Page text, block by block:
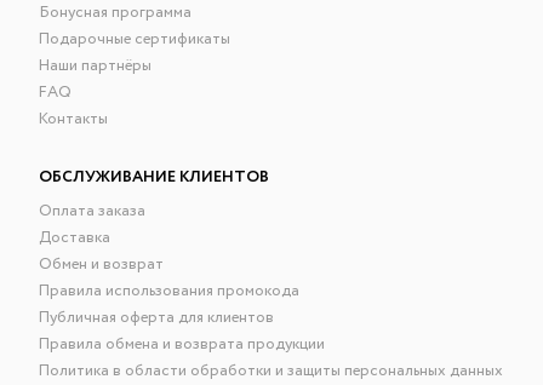
Бонусная программа
Подарочные сертификаты
Наши партнёры
FAQ
Контакты
ОБСЛУЖИВАНИЕ КЛИЕНТОВ
Оплата заказа
Доставка
Обмен и возврат
Правила использования промокода
Публичная оферта для клиентов
Правила обмена и возврата продукции
Политика в области обработки и защиты персональных данных